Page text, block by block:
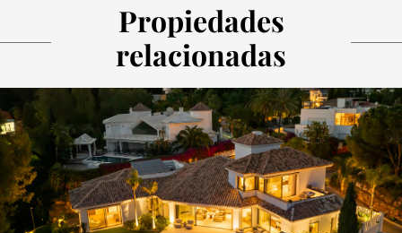
Propiedades
relacionadas